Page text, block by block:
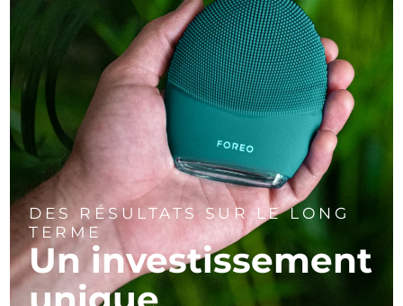
DES RÉSULTATS SUR LE LONG
TERME
Un investissement